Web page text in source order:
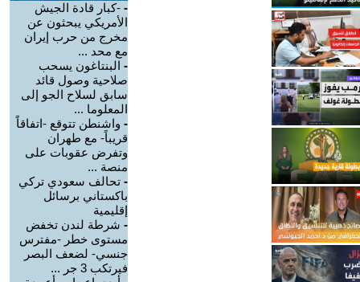
- -كبار قادة الجيش
الأمريكي يبحثون عن
مخرج من حرب إيران
مع محد ...
- البنتاغون يسحب
صلاحية وصول قائد
سابق لسلاح الجو إلى
المعلوما ...
- واشنطن تتوقع -اتفاقاً
قريباً- مع طهران
وتفرض عقوبات على
منصة ...
- تحالف سعودي تركي
باكستاني برسائل
إقليمية
- شرطة لندن تخفض
مستوى خطر -مفترس
جنسي- لضعف البصر
فيرتكب 3 جر ...